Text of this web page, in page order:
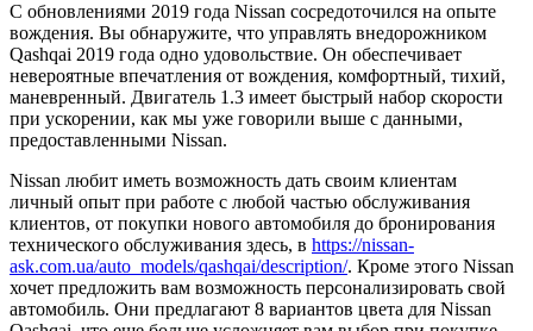
С обновлениями 2019 года Nissan сосредоточился на опыте
вождения. Вы обнаружите, что управлять внедорожником
Qashqai 2019 года одно удовольствие. Он обеспечивает
невероятные впечатления от вождения, комфортный, тихий,
маневренный. Двигатель 1.3 имеет быстрый набор скорости
при ускорении, как мы уже говорили выше с данными,
предоставленными Nissan.
Nissan любит иметь возможность дать своим клиентам
личный опыт при работе с любой частью обслуживания
клиентов, от покупки нового автомобиля до бронирования
технического обслуживания здесь, в https://nissan-
ask.com.ua/auto_models/qashqai/description/. Кроме этого Nissan
хочет предложить вам возможность персонализировать свой
автомобиль. Они предлагают 8 вариантов цвета для Nissan